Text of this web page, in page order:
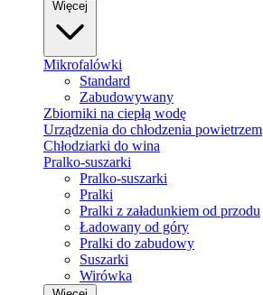
Mikrofalówki
Standard
Zabudowywany
Zbiorniki na ciepłą wodę
Urządzenia do chłodzenia powietrzem
Chłodziarki do wina
Pralko-suszarki
Pralko-suszarki
Pralki
Pralki z załadunkiem od przodu
Ładowany od góry
Pralki do zabudowy
Suszarki
Wirówka